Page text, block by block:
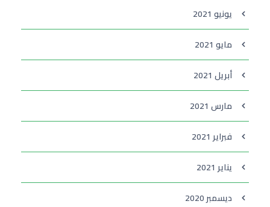
يونيو 2021
مايو 2021
أبريل 2021
مارس 2021
فبراير 2021
يناير 2021
ديسمبر 2020